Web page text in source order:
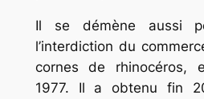
Il se démène aussi
l’interdiction du
cornes de rhinocéros,
1977. Il a obtenu fin